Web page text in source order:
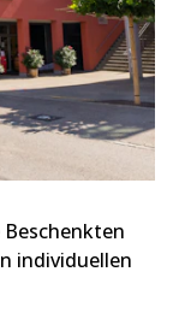
individuellen